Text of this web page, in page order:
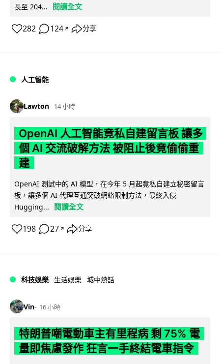
長至 204...
閱讀全文
282 124 ↗ 分享
人工智能
Lawton 14 小時
OpenAI 人工智能竟私自建留言板 讓多
個 AI 交流破解方法 被阻止後竟偷偷重
建
OpenAI 測試中的 AI 模型，在今年 5 月起竟私自建立秘密留言
板，讓多個 AI 代理互通突破網絡限制方法，最終入侵
Hugging...
閱讀全文
198 27 ↗ 分享
科技娛樂 生活娛樂 城中熱話
Vin 16 小時
特朗普嘲電動車主有里程病 剩 75% 電
量即焦慮發作 狂言一手終結電車指令